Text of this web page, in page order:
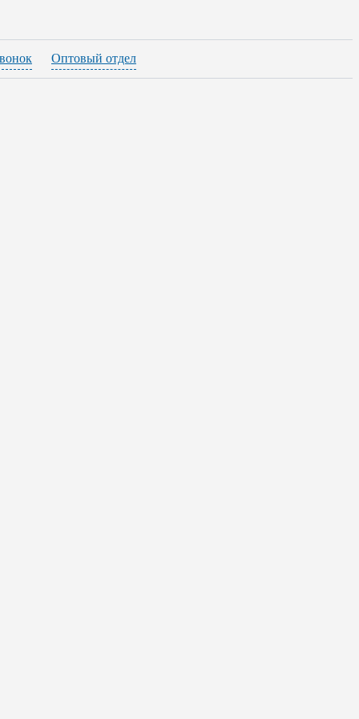
Оптовый отдел